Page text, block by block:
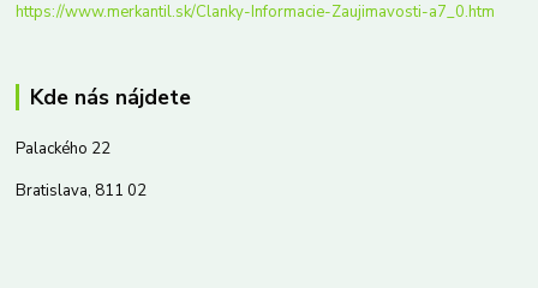
https://www.merkantil.sk/Clanky-Informacie-Zaujimavosti-a7_0.htm
Kde nás nájdete
Palackého 22
Bratislava, 811 02